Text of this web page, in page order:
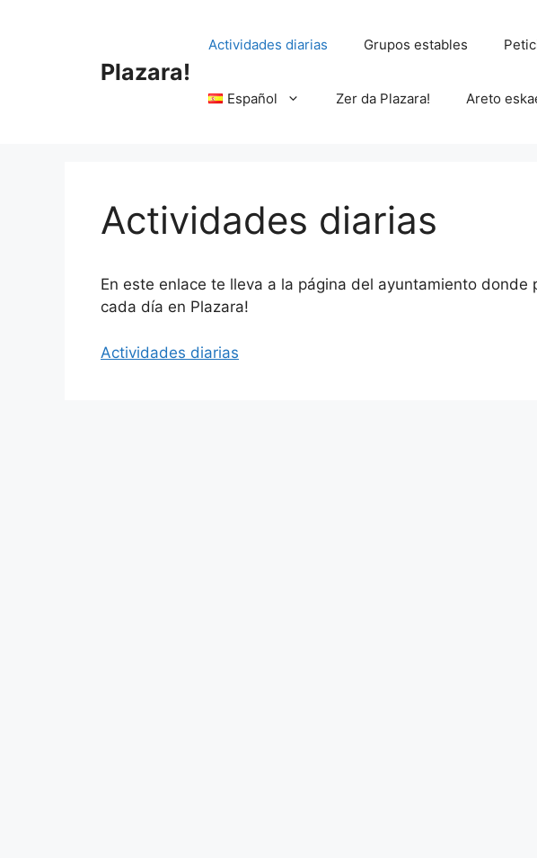
Plazara!
Actividades diarias Grupos estables
Español Zer da Plazara! Areto
Actividades diarias
En este enlace te lleva a la página del ayuntamiento
cada día en Plazara!
Actividades diarias